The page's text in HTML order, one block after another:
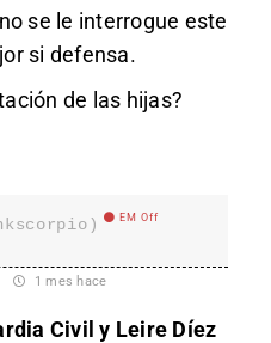
se le interrogue este
si defensa.
de las hijas?
EM Off
1 mes hace
Civil y Leire Díez